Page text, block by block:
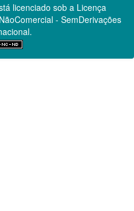
licenciado sob a Licença
- SemDerivações